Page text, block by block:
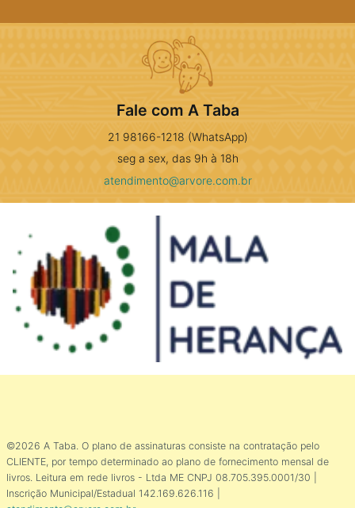
Fale com A Taba
21 98166-1218 (WhatsApp)
seg a sex, das 9h à 18h
atendimento@arvore.com.br
©2026 A Taba. O plano de assinaturas consiste na contratação pelo
CLIENTE, por tempo determinado ao plano de fornecimento mensal de
livros. Leitura em rede livros - Ltda ME CNPJ 08.705.395.0001/30 |
Inscrição Municipal/Estadual 142.169.626.116 |